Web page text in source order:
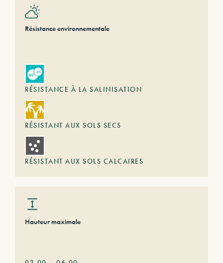
Résistance environnementale
RÉSISTANCE À LA SALINISATION
RÉSISTANT AUX SOLS SECS
RÉSISTANT AUX SOLS CALCAIRES
Hauteur maximale